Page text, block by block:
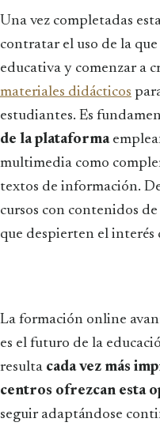
Una vez completadas
contratar el uso de la
educativa y comenzar a
materiales didácticos
estudiantes. Es
de la plataforma
multimedia como
textos de información.
cursos con contenidos
que despierten el interés
La formación online
es el futuro de la
resulta cada vez más
centros ofrezcan esta
seguir adaptándose